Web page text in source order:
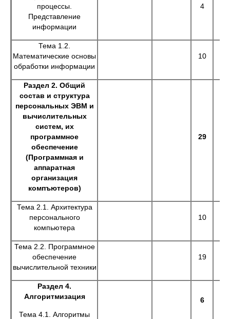
процессы.
Представление
информации
4
Тема 1.2.
Математические основы
обработки информации
10
Раздел 2. Общий
состав и структура
персональных ЭВМ и
вычислительных
систем, их
программное
обеспечение
(Программная и
аппаратная
организация
компъютеров)
29
Тема 2.1. Архитектура
персонального
компьютера
10
Тема 2.2. Программное
обеспечение
вычислительной техники
19
Раздел 4.
Алгоритмизация
Тема 4.1. Алгоритмы
6